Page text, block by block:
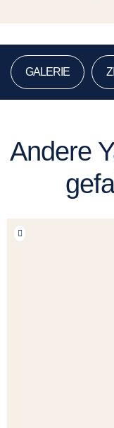
GALERIE
Andere